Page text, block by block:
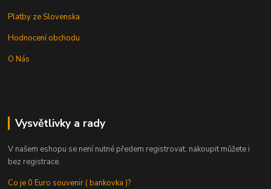
Platby ze Slovenska
Hodnocení obchodu
O Nás
Vysvětlivky a rady
V našem eshopu se není nutné předem registrovat, nakoupit můžete i
bez registrace.
Co je 0 Euro souvenir ( bankovka )?